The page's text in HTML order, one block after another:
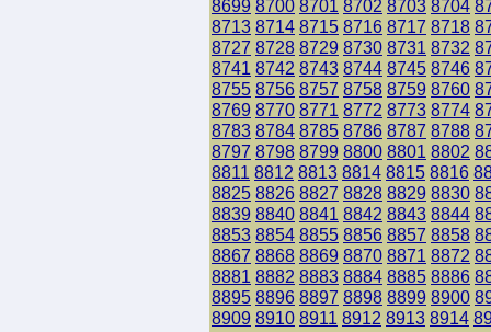
8699 8700 8701 8702 8703 8704
8713 8714 8715 8716 8717 8718
8727 8728 8729 8730 8731 8732
8741 8742 8743 8744 8745 8746
8755 8756 8757 8758 8759 8760
8769 8770 8771 8772 8773 8774
8783 8784 8785 8786 8787 8788
8797 8798 8799 8800 8801 8802
8811 8812 8813 8814 8815 8816
8825 8826 8827 8828 8829 8830
8839 8840 8841 8842 8843 8844
8853 8854 8855 8856 8857 8858
8867 8868 8869 8870 8871 8872
8881 8882 8883 8884 8885 8886
8895 8896 8897 8898 8899 8900
8909 8910 8911 8912 8913 8914